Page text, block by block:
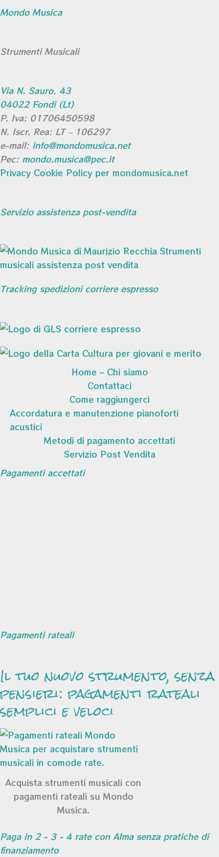
Mondo Musica
Strumenti Musicali
Via N. Sauro, 43
04022 Fondi (Lt)
P. Iva: 01706450598
N. Iscr. Rea: LT – 106297
e-mail: info@mondomusica.net
Pec: mondo.musica@pec.it
Privacy Cookie Policy per mondomusica.net
Servizio assistenza post-vendita
Tracking spedizioni corriere espresso
Home – Chi siamo
Contattaci
Come raggiungerci
Accordatura e manutenzione pianoforti
acustici
Metodi di pagamento accettati
Servizio Post Vendita
Pagamenti accettati
Pagamenti rateali
Il tuo nuovo strumento, senza
pensieri: pagamenti rateali
semplici e veloci
Acquista strumenti musicali con
pagamenti rateali su Mondo
Musica.
Paga in 2 - 3 - 4 rate con Alma senza pratiche di
finanziamento